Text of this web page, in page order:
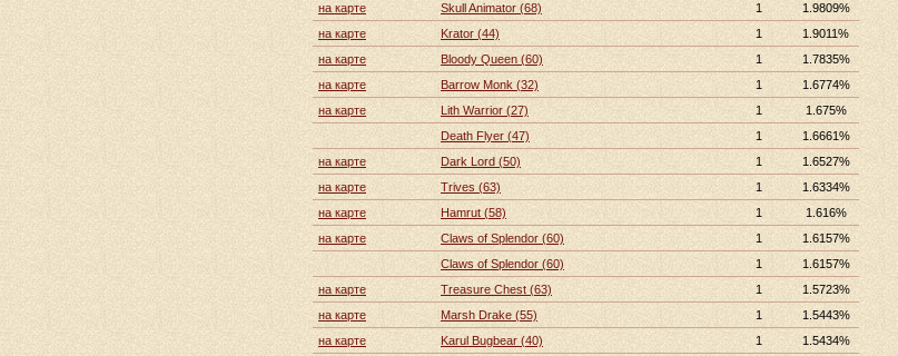
на карте
Skull Animator (68) 1
1.9809%
на карте
Krator (44) 1
1.9011%
на карте
Bloody Queen (60) 1
1.7835%
на карте
Barrow Monk (32) 1
1.6774%
на карте
Lith Warrior (27) 1
1.675%
Death Flyer (47)
1
1.6661%
на карте
Dark Lord (50) 1
1.6527%
на карте
Trives (63) 1
1.6334%
на карте
Hamrut (58) 1
1.616%
на карте
Claws of Splendor (60) 1
1.6157%
Claws of Splendor (60)
1
1.6157%
на карте
Treasure Chest (63) 1
1.5723%
на карте
Marsh Drake (55) 1
1.5443%
на карте
Karul Bugbear (40) 1
1.5434%